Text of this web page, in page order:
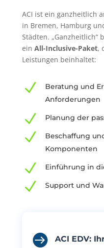
ACI ist ein ganzheitlich
in Bremen, Hamburg
Städten. „Ganzheitlich“
ein All-Inclusive-Paket,
Leistungen beinhaltet:
N
Beratung und
Anforderungen
N Planung der
N
Beschaffung
Komponenten
N Einführung in
N Support und

ACI EDV: